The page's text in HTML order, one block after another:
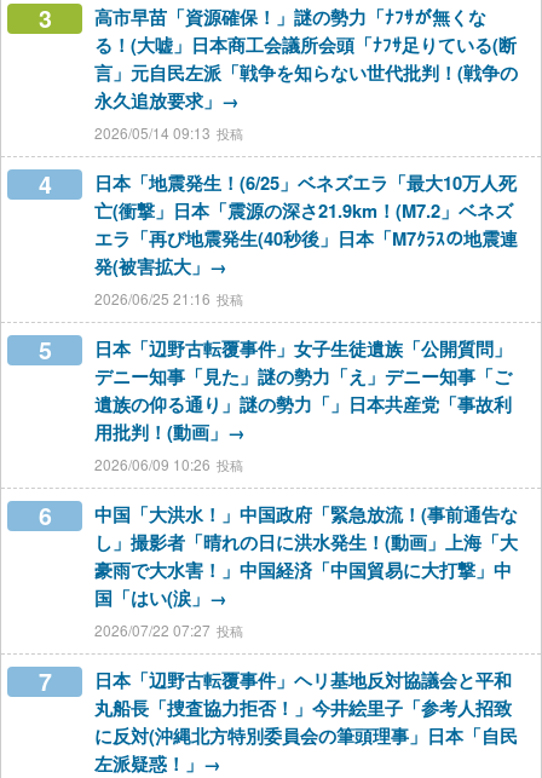
3
高市早苗「資源確保！」謎の勢力「ﾅﾌｻが無くな
る！(大嘘」日本商工会議所会頭「ﾅﾌｻ足りている(断
言」元自民左派「戦争を知らない世代批判！(戦争の
永久追放要求」→
2026/05/14 09:13
4
日本「地震発生！(6/25」ベネズエラ「最大10万人死
亡(衝撃」日本「震源の深さ21.9km！(M7.2」ベネズ
エラ「再び地震発生(40秒後」日本「M7ｸﾗｽの地震連
発(被害拡大」→
2026/06/25 21:16
5
日本「辺野古転覆事件」女子生徒遺族「公開質問」
デニー知事「見た」謎の勢力「え」デニー知事「ご
遺族の仰る通り」謎の勢力「」日本共産党「事故利
用批判！(動画」→
2026/06/09 10:26
6
中国「大洪水！」中国政府「緊急放流！(事前通告な
し」撮影者「晴れの日に洪水発生！(動画」上海「大
豪雨で大水害！」中国経済「中国貿易に大打撃」中
国「はい(涙」→
2026/07/22 07:27
7
日本「辺野古転覆事件」ヘリ基地反対協議会と平和
丸船長「捜査協力拒否！」今井絵里子「参考人招致
に反対(沖縄北方特別委員会の筆頭理事」日本「自民
左派疑惑！」→